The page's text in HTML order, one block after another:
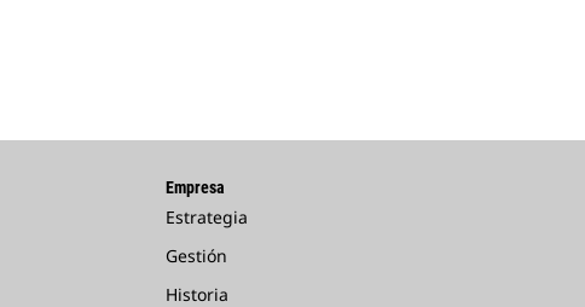
Empresa
Estrategia
Gestión
Historia